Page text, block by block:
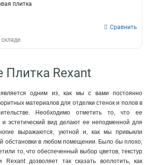
плитка
Сравнить
складе
Плитка Rexant
одним из, как мы с вами постоянно
материалов для отделки стенок и полов в
Необходимо отметить то, что ее
и эстетический вид делают ее неподменной для
выражаются, уютной и, как мы привыкли
обстановки в любом помещении. Было бы плохо,
то, что обеспеченный выбор цветов, текстур
Rexant дозволяет так сказать воплотить, как